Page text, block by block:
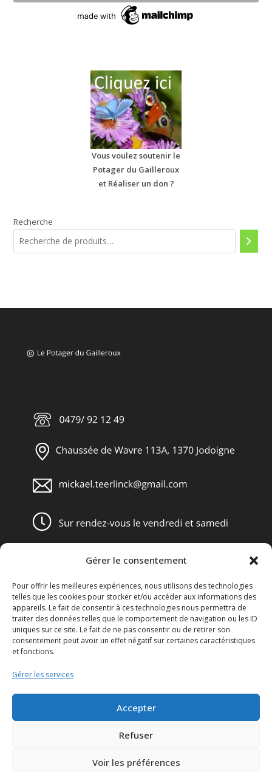
Gérer le consentement
Pour offrir les meilleures expériences, nous utilisons des technologies
telles que les cookies pour stocker et/ou accéder aux informations des
appareils. Le fait de consentir à ces technologies nous permettra de
traiter des données telles que le comportement de navigation ou les ID
uniques sur ce site. Le fait de ne pas consentir ou de retirer son
consentement peut avoir un effet négatif sur certaines caractéristiques
et fonctions.
Gérer les services
Accepter
Refuser
Voir les préférences
Vous voulez soutenir le
Potager du Gailleroux
et Réaliser un don ?
Recherche
Obligations légales
Conditions générales de vente
Mentions légales
Le Disclaimer
Le Réglement général sur la protection des données ou le